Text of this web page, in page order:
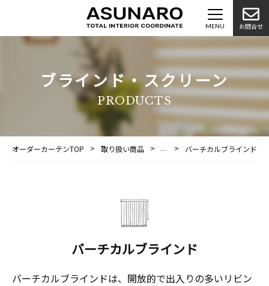
お問合せ
ブラインド・スクリーン
PRODUCTS
オーダーカーテンTOP 取り扱い商品 ブラインド・スクリーン
バーチカルブラインド
バーチカルブラインド
バーチカルブラインドは、開放的で出入りの多いリビン